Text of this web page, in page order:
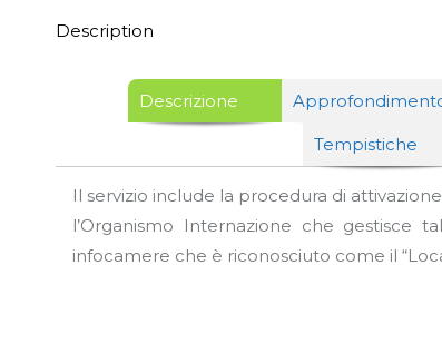
Description
Descrizione
Tempistiche
Il servizio include la procedura di
l’Organismo Internazione che gestisce
infocamere che è riconosciuto come il